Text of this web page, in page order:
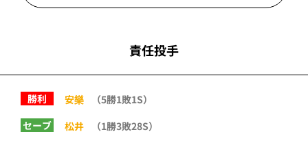
責任投手
勝利 安樂
（5勝1敗1S）
セーブ
松井
（1勝3敗28S）